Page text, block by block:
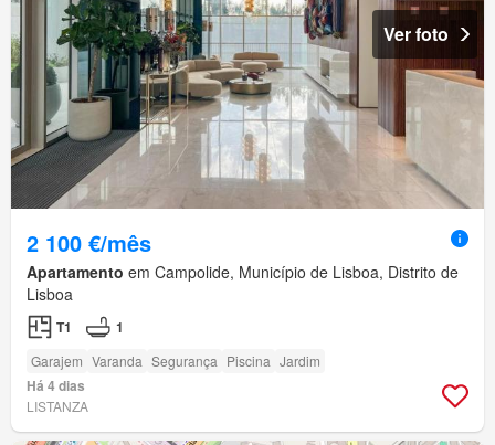
Ver foto
2 100 €/mês
Apartamento em Campolide, Município de Lisboa, Distrito de
Lisboa
T1 1
Garajem Varanda Segurança Piscina Jardim
Há 4 dias
LISTANZA